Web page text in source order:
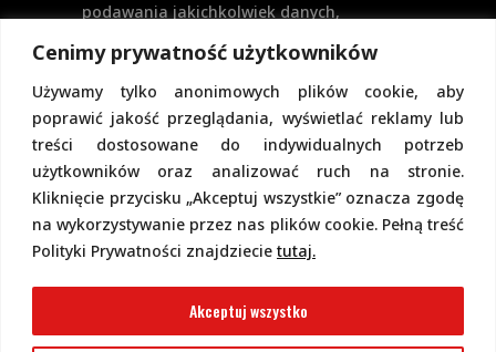
Cenimy prywatność użytkowników
Używamy tylko anonimowych plików cookie, aby
poprawić jakość przeglądania, wyświetlać reklamy lub
treści dostosowane do indywidualnych potrzeb
użytkowników oraz analizować ruch na stronie.
Kliknięcie przycisku „Akceptuj wszystkie” oznacza zgodę
na wykorzystywanie przez nas plików cookie. Pełną treść
Polityki Prywatności znajdziecie tutaj.
Akceptuj wszystko
podawania jakichkolwiek danych,
logowanie. Aktualnie na stronie nie
przewiduje się formularzy kontaktowych
ani systemu komentarzy, co wiązałoby się
z udostępnianiem i przetwarzaniem
danych osobowych.
Pełną politykę prywatności znajdziecie
pod tym linkiem.
Polityka Cookies